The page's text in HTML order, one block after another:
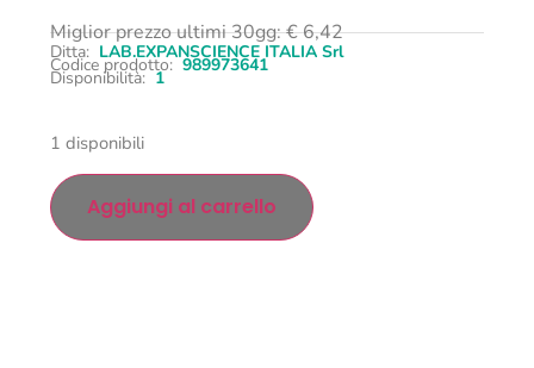
Miglior prezzo ultimi 30gg:€6,42
Ditta: LAB.EXPANSCIENCE ITALIA Srl
Codice prodotto: 989973641
Disponibilità: 1
1 disponibili
Aggiungi al carrello